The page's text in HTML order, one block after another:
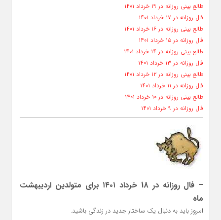
طالع بینی روزانه در ۱۹ خرداد ۱۴۰۱
فال روزانه در ۱۷ خرداد ۱۴۰۱
طالع بینی روزانه در ۱۶ خرداد ۱۴۰۱
فال روزانه در ۱۵ خرداد ۱۴۰۱
طالع بینی روزانه در ۱۴ خرداد ۱۴۰۱
فال روزانه در ۱۳ خرداد ۱۴۰۱
طالع بینی روزانه در ۱۲ خرداد ۱۴۰۱
فال روزانه در ۱۱ خرداد ۱۴۰۱
طالع بینی روزانه در ۱۰ خرداد ۱۴۰۱
فال روزانه در ۹ خرداد ۱۴۰۱
– فال روزانه در 18 خرداد ۱۴۰۱ برای متولدین اردیبهشت
ماه
امروز باید به دنبال یک ساختار جدید در زندگی باشید.